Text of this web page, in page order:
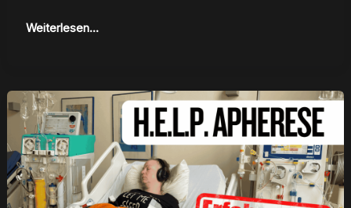
Weiterlesen...
Meine
Geschichte
mit
dem
ersten
Apherese-
Zyklus